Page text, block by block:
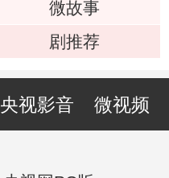
微故事
剧推荐
央视影音 微视频